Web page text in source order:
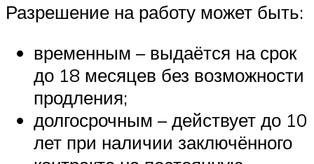
Разрешение на работу может быть:
временным – выдаётся на срок
до 18 месяцев без возможности
продления;
долгосрочным – действует до 10
лет при наличии заключённого